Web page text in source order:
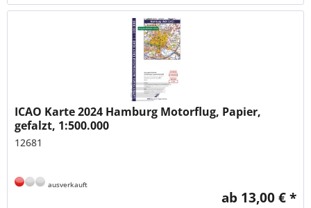
ICAO Karte 2024 Hamburg Motorflug, Papier,
gefalzt, 1:500.000
12681
ausverkauft
ab 13,00 € *